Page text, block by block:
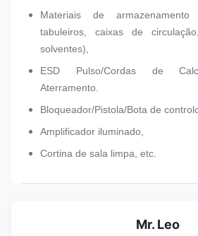
Materiais de
tabuleiros, caixas de
solventes),
ESD Pulso/Cordas de
Aterramento.
Bloqueador/Pistola/Bota de
Amplificador iluminado,
Cortina de sala limpa, etc.
Mr. Leo